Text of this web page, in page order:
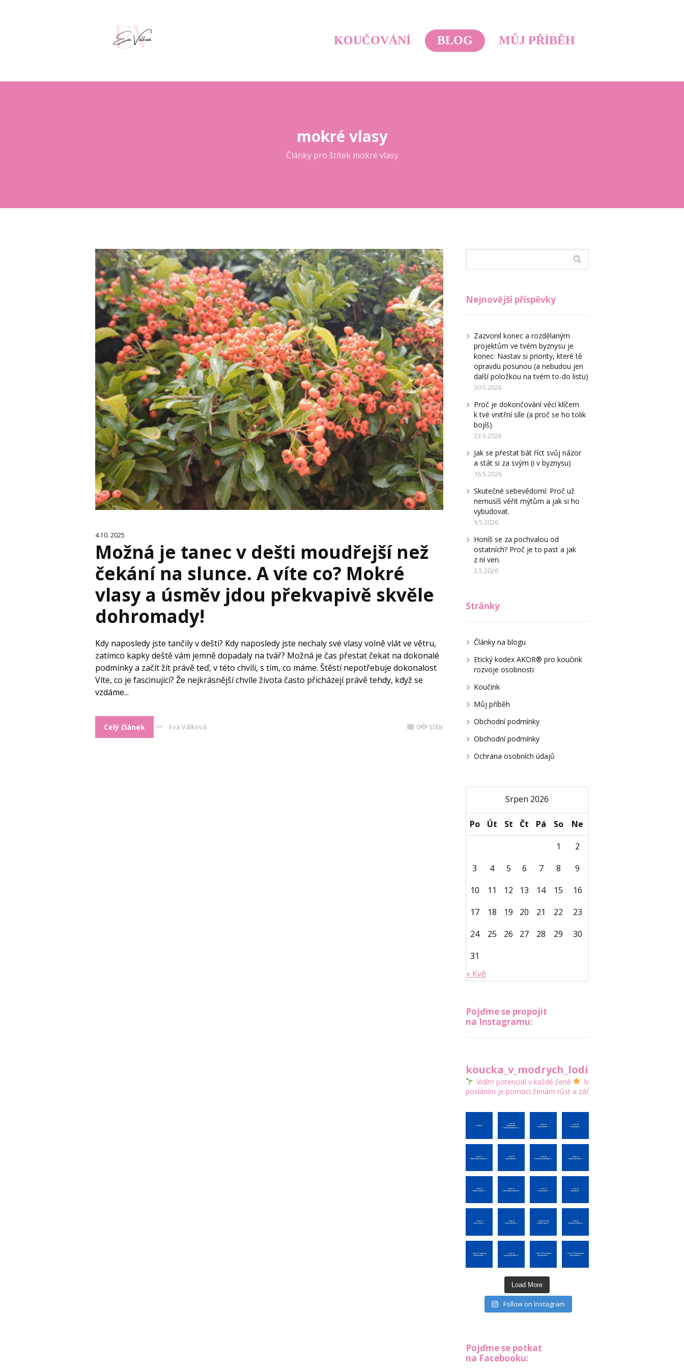
KOUČOVÁNÍ BLOG MŮJ PŘÍBĚH
mokré vlasy
Články pro štítek mokré vlasy
4.10. 2025
Možná je tanec v dešti moudřejší než
čekání na slunce. A víte co? Mokré
vlasy a úsměv jdou překvapivě skvěle
dohromady!
Kdy naposledy jste tančily v dešti? Kdy naposledy jste nechaly své vlasy volně vlát ve větru,
zatímco kapky deště vám jemně dopadaly na tvář? Možná je čas přestat čekat na dokonalé
podmínky a začít žít právě teď, v této chvíli, s tím, co máme. Štěstí nepotřebuje dokonalost
Víte, co je fascinující? Že nejkrásnější chvíle života často přicházejí právě tehdy, když se
vzdáme...
Celý článek Eva Válková 0 500x
Nejnovější příspěvky
Zazvonil konec a rozdělaným
projektům ve tvém byznysu je
konec: Nastav si priority, které tě
opravdu posunou (a nebudou jen
další položkou na tvém to-do listu)
30.5.2026
Proč je dokončování věcí klíčem
k tvé vnitřní síle (a proč se ho tolik
bojíš)
23.5.2026
Jak se přestat bát říct svůj názor
a stát si za svým (i v byznysu)
16.5.2026
Skutečné sebevědomí: Proč už
nemusíš věřit mýtům a jak si ho
vybudovat.
9.5.2026
Honíš se za pochvalou od
ostatních? Proč je to past a jak
z ní ven.
2.5.2026
Stránky
Články na blogu
Etický kodex AKOR® pro koučink
rozvoje osobnosti
Koučink
Můj příběh
Obchodní podmínky
Obchodní podmínky
Ochrana osobních údajů
Srpen 2026
Po Út St Čt Pá So
Ne
1
2
3
4 5 6 7 8
9
10
11 12 13 14 15
16
17
18 19 20 21 22
23
24
25 26 27 28 29
30
31
« Kvě
Pojďme se propojit
na Instagramu:
koucka_v_modrych_lodickach
Vidím potenciál v každé ženě
Mým
posláním je pomoci ženám růst a zářit
Load More
Follow on Instagram
Pojďme se potkat
na Facebooku: